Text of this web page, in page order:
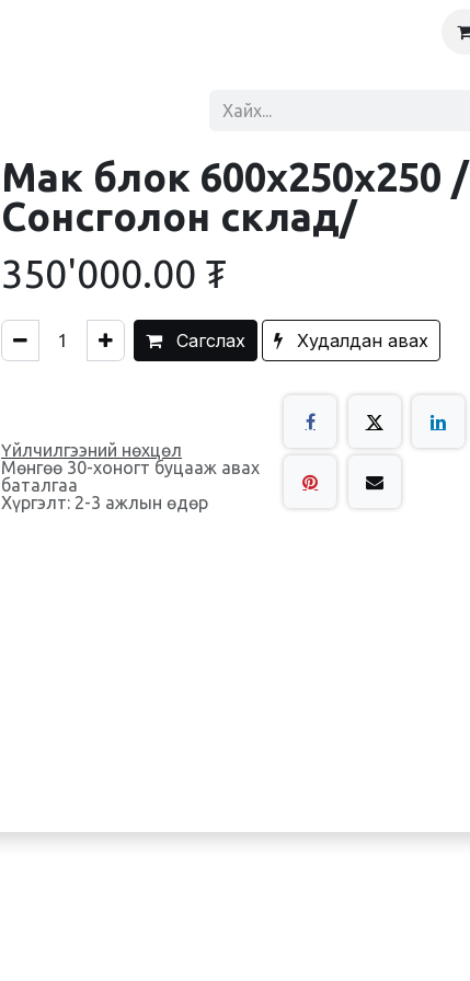
Мак блок 600x250x250 /
Сонсголон склад/
350'000.00 ₮
Сагслах Худалдан авах
Үйлчилгээний нөхцөл
Мөнгөө 30-хоногт буцааж авах
баталгаа
Хүргэлт: 2-3 ажлын өдөр